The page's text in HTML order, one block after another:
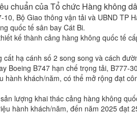
chuẩn của Tổ chức Hàng không
Bộ Giao thông vận tải và UBND TP
quốc tế sân bay Cát Bi.
kế thành cảng hàng không quốc tế
hạ cánh số 2 song song và cách
Boeing B747 hạn chế trọng tải, B777-
khách/năm, có thể mở rộng đạt
lượng khai thác cảng hàng không
hành khách/năm, đến năm 2025 đạt